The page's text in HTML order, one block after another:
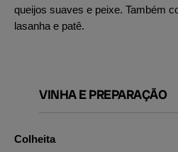
queijos suaves e peixe. Também
lasanha e patê.
VINHA E PREPARAÇÃO
Colheita